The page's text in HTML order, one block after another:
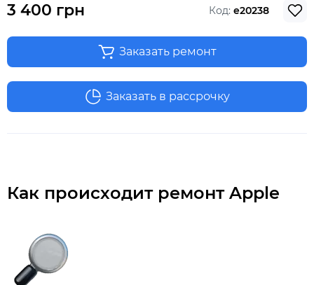
3 400 грн Код: e20238
Заказать ремонт
Заказать в рассрочку
Как происходит ремонт Apple